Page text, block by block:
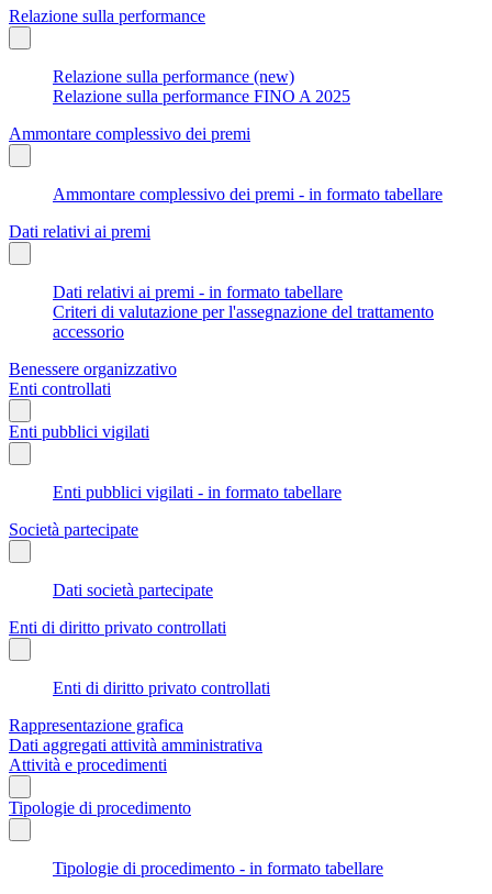
Relazione sulla performance
Relazione sulla performance (new)
Relazione sulla performance FINO A 2025
Ammontare complessivo dei premi
Ammontare complessivo dei premi - in formato tabellare
Dati relativi ai premi
Dati relativi ai premi - in formato tabellare
Criteri di valutazione per l'assegnazione del trattamento
accessorio
Benessere organizzativo
Enti controllati
Enti pubblici vigilati
Enti pubblici vigilati - in formato tabellare
Società partecipate
Dati società partecipate
Enti di diritto privato controllati
Enti di diritto privato controllati
Rappresentazione grafica
Dati aggregati attività amministrativa
Attività e procedimenti
Tipologie di procedimento
Tipologie di procedimento - in formato tabellare